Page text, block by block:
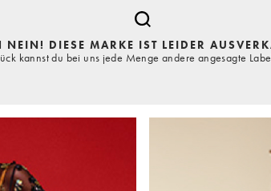
NEIN! DIESE MARKE IST LEIDER
kannst du bei uns jede Menge andere angesagte